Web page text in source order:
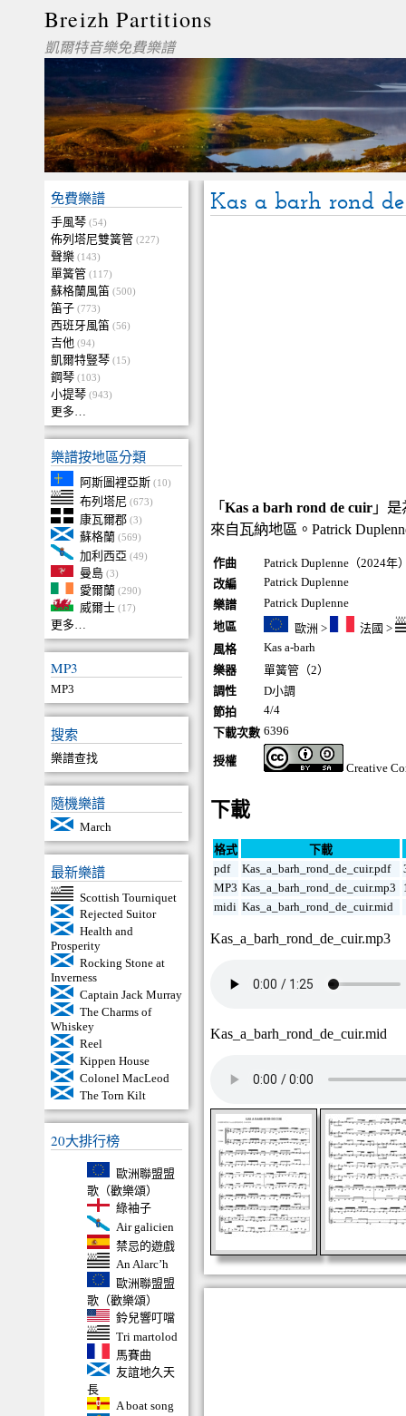
Breizh Partitions
凱爾特音樂免費樂譜
免費樂譜
手風琴 (54)
佈列塔尼雙簧管 (227)
聲樂 (143)
單簧管 (117)
蘇格蘭風笛 (500)
笛子 (773)
西班牙風笛 (56)
吉他 (94)
凱爾特豎琴 (15)
鋼琴 (103)
小提琴 (943)
更多…
樂譜按地區分類
阿斯圖裡亞斯 (10)
布列塔尼 (673)
康瓦爾郡 (3)
蘇格蘭 (569)
加利西亞 (49)
曼島 (3)
愛爾蘭 (290)
威爾士 (17)
更多…
MP3
MP3
搜索
樂譜查找
隨機樂譜
March
最新樂譜
Scottish Tourniquet
Rejected Suitor
Health and
Prosperity
Rocking Stone at
Inverness
Captain Jack Murray
The Charms of
Whiskey
Reel
Kippen House
Colonel MacLeod
The Torn Kilt
20大排行榜
歐洲聯盟盟
歌（歡樂頌）
綠袖子
Air galicien
禁忌的遊戲
An Alarc’h
歐洲聯盟盟
歌（歡樂頌）
鈴兒響叮噹
Tri martolod
馬賽曲
友誼地久天
長
A boat song
Kas a barh rond
「Kas a barh rond de cuir 」
來自瓦納地區。Patrick
作曲
Patrick Duplenne（2024年
改編
Patrick Duplenne
樂譜
Patrick Duplenne
地區
歐洲 > 法國 >
風格
Kas a-barh
樂器
單簧管（2）
調性
D小調
節拍
4/4
下載次數 6396
授權
Creative
下載
格式
下載
pdf
Kas_a_barh_rond_de_cuir.pdf
MP3 Kas_a_barh_rond_de_cuir.mp3
midi Kas_a_barh_rond_de_cuir.mid
Kas_a_barh_rond_de_cuir.mp3
Kas_a_barh_rond_de_cuir.mid